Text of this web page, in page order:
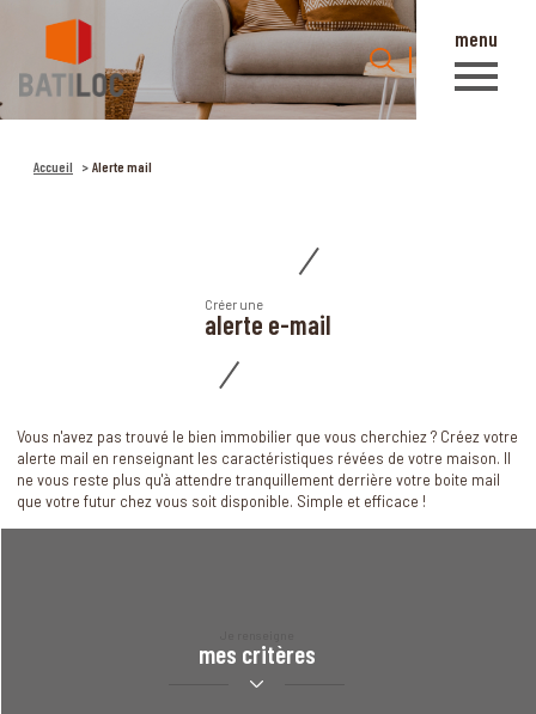
menu
Accueil
0
Accueil Alerte mail
Créer une
alerte e-mail
Vous n'avez pas trouvé le bien immobilier que vous cherchiez ? Créez votre
alerte mail en renseignant les caractéristiques révées de votre maison. Il
ne vous reste plus qu'à attendre tranquillement derrière votre boite mail
que votre futur chez vous soit disponible. Simple et efficace !
mes critères